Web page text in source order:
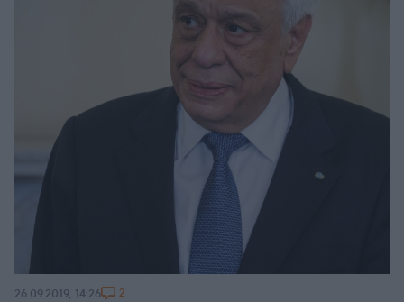
26.09.2019, 14:26 2